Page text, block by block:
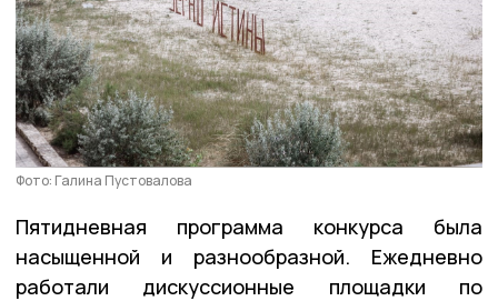
Фото: Галина Пустовалова
Пятидневная программа конкурса была
насыщенной и разнообразной. Ежедневно
работали дискуссионные площадки по